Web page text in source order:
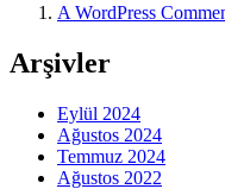
A WordPress
Arşivler
Eylül 2024
Ağustos 2024
Temmuz 2024
Ağustos 2022